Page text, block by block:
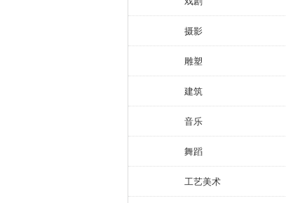
摄影
雕塑
建筑
音乐
舞蹈
工艺美术